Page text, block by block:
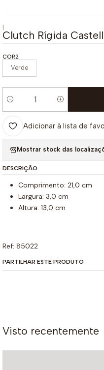
|
Clutch Rígida
COR2
Verde
Quantidade
Adicionar à lista de
Mostrar stock das
DESCRIÇÃO
Comprimento: 21,0 cm
Largura: 3,0 cm
Altura: 13,0 cm
Ref: 85022
PARTILHAR ESTE PRODUTO
Visto recentemente